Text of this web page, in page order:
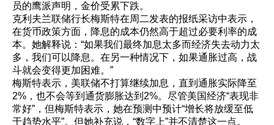
员的鹰派声明，金价受累下跌。
克利夫兰联储行长梅斯特在周二发表的报纸采访中表示，
在货币政策方面，降息的成本仍然高于超过必要利率的成
本。她解释说：“如果我们最终加息太多而经济失去动力太
多，我们可以降息。在另一种情况下，如果通胀过高，战
斗就会变得更加困难。”
梅斯特表示，美联储不打算继续加息，直到通胀实际降至
2%，也不会等到通货膨胀达到2%。尽管美国经济“表现非
常好”，但梅斯特表示，她在预测中预计“增长将放缓至低
于趋势水平”。但她补充说，“数字上”并不清楚这一点。